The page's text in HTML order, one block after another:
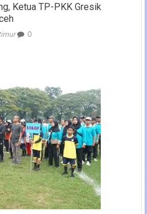
Ketua TP-PKK Gresik
0